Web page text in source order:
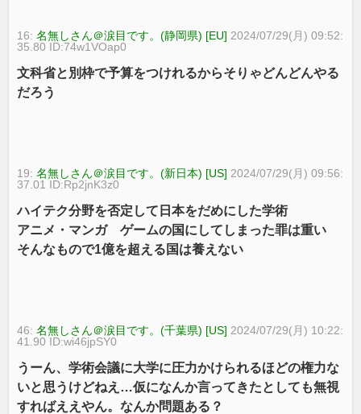
16:名無しさん＠涙目です。(静岡県) [EU] 2024/07/29(月) 09:52:
35.80 ID:74w1VOap0
文科省と別枠で予算をつけれるからそりゃどんどんやる
だろう
19:名無しさん＠涙目です。(新日本) [US] 2024/07/29(月) 09:56:
37.01 ID:Rp2jnK3z0
ハイテク分野を否定して日本をだめにした学術
アニメ・マンガ ゲームの国にしてしまった罪は重い
そんなもので1億を超える国は養えない
46:名無しさん＠涙目です。(千葉県) [US] 2024/07/29(月) 10:22:
41.90 ID:wi46jpSY0
うーん、学術会議に大学に圧力かけられるほどの権力な
いと思うけどねえ…仮になんか言ってきたとしても無視
すればええやん。なんか問題ある？